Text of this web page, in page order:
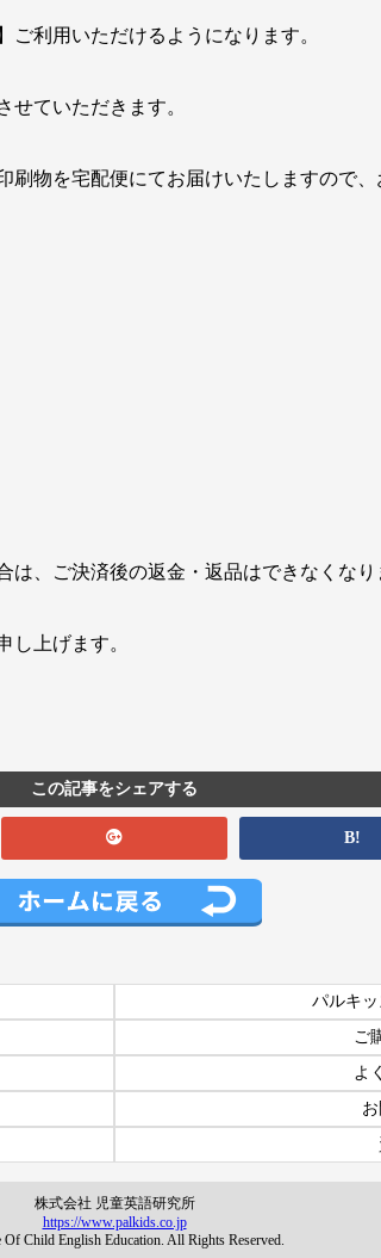
利用いただけるようになります。
せていただきます。
物を宅配便にてお届けいたしますので
、ご決済後の返金・返品はできなくなり
し上げます。
この記事をシェアする
B!
パルキ
ご
よ
株式会社 児童英語研究所
https://www.palkids.co.jp
Child English Education. All Rights Reserved.